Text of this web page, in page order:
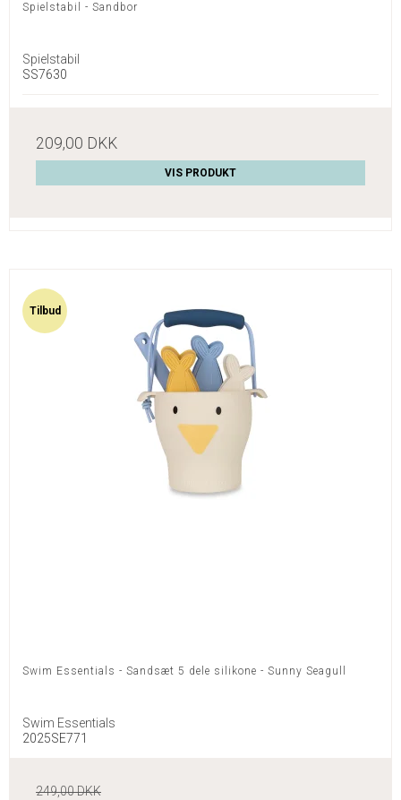
Spielstabil - Sandbor
Spielstabil
SS7630
209,00 DKK
VIS PRODUKT
Tilbud
Swim Essentials - Sandsæt 5 dele silikone - Sunny Seagull
Swim Essentials
2025SE771
249,00 DKK